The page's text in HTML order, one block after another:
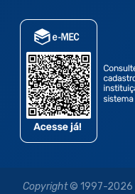
Copyright© 1997-2026